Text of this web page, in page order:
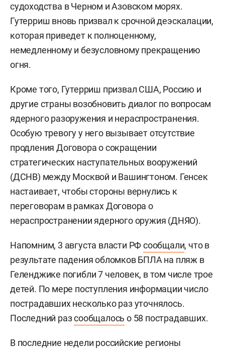
судоходства в Черном и Азовском морях.
Гутерриш вновь призвал к срочной деэскалации,
которая приведет к полноценному,
немедленному и безусловному прекращению
огня.
Кроме того, Гутерриш призвал США, Россию и
другие страны возобновить диалог по вопросам
ядерного разоружения и нераспространения.
Особую тревогу у него вызывает отсутствие
продления Договора о сокращении
стратегических наступательных вооружений
(ДСНВ) между Москвой и Вашингтоном. Генсек
настаивает, чтобы стороны вернулись к
переговорам в рамках Договора о
нераспространении ядерного оружия (ДНЯО).
Напомним, 3 августа власти РФсообщали, что в
результате падения обломков БПЛА на пляж в
Геленджике погибли 7 человек, в том числе трое
детей. По мере поступления информации число
пострадавших несколько раз уточнялось.
Последний разсообщалось о 58 пострадавших.
В последние недели российские регионы